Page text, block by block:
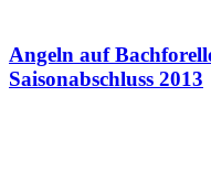
Angeln auf
Saisonabschluss 2013